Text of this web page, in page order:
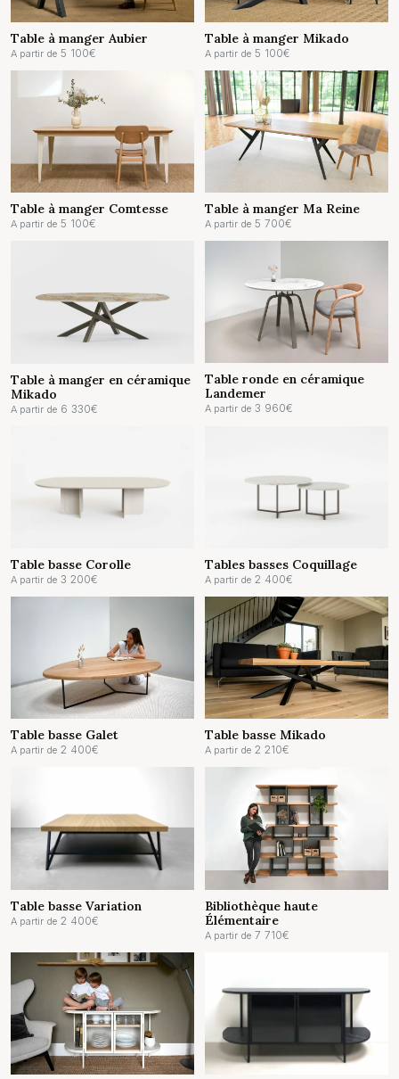
Table à manger Aubier
A partir de 5 100€
Table à manger Mikado
A partir de 5 100€
Table à manger Comtesse
A partir de 5 100€
Table à manger Ma Reine
A partir de 5 700€
Table à manger en céramique
Mikado
A partir de 6 330€
Table ronde en céramique
Landemer
A partir de 3 960€
Table basse Corolle
A partir de 3 200€
Tables basses Coquillage
A partir de 2 400€
Table basse Galet
A partir de 2 400€
Table basse Mikado
A partir de 2 210€
Table basse Variation
A partir de 2 400€
Bibliothèque haute
Élémentaire
A partir de 7 710€